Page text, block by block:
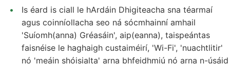
Is éard is ciall le hArdáin Dhigiteacha sna téarmaí
agus coinníollacha seo ná sócmhainní amhail
'Suíomh(anna) Gréasáin', aip(eanna), taispeántas
faisnéise le haghaigh custaiméirí, 'Wi-Fi', 'nuachtlitir'
nó 'meáin shóisialta' arna bhfeidhmiú nó arna n-úsáid